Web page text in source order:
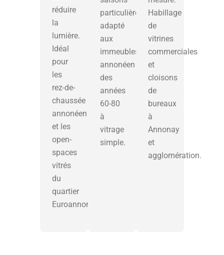
réduire
la
lumière.
Idéal
pour
les
rez-de-
chaussée
annonéen
et les
open-
spaces
vitrés
du
quartier
Euroannonay.
particulièrement
adapté
aux
immeubles
annonéen
des
années
60-80
à
vitrage
simple.
Habillage
de
vitrines
commerciales
et
cloisons
de
bureaux
à
Annonay
et
agglomération.